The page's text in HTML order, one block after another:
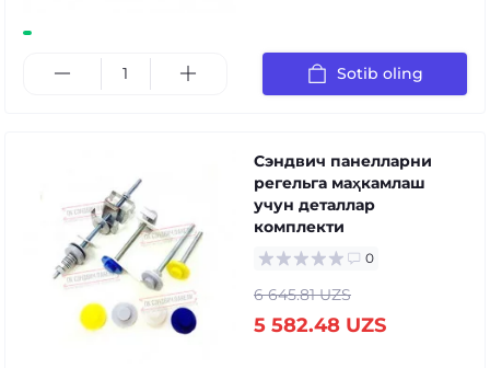
Sotib oling
Сэндвич панелларни
регельга маҳкамлаш
учун деталлар
комплекти
0
6 645.81 UZS
5 582.48 UZS